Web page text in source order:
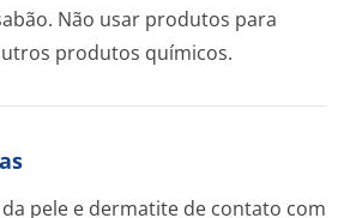
Não usar produtos para
produtos químicos.
pele e dermatite de contato com